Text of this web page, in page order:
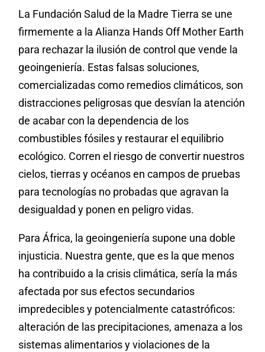
La Fundación Salud de la Madre Tierra se une
firmemente a la Alianza Hands Off Mother Earth
para rechazar la ilusión de control que vende la
geoingeniería. Estas falsas soluciones,
comercializadas como remedios climáticos, son
distracciones peligrosas que desvían la atención
de acabar con la dependencia de los
combustibles fósiles y restaurar el equilibrio
ecológico. Corren el riesgo de convertir nuestros
cielos, tierras y océanos en campos de pruebas
para tecnologías no probadas que agravan la
desigualdad y ponen en peligro vidas.
Para África, la geoingeniería supone una doble
injusticia. Nuestra gente, que es la que menos
ha contribuido a la crisis climática, sería la más
afectada por sus efectos secundarios
impredecibles y potencialmente catastróficos:
alteración de las precipitaciones, amenaza a los
sistemas alimentarios y violaciones de la